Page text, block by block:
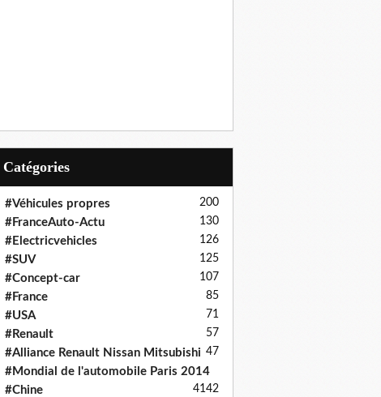
Catégories
#Véhicules propres 200
#FranceAuto-Actu 130
#Electricvehicles 126
#SUV 125
#Concept-car 107
#France 85
#USA 71
#Renault 57
#Alliance Renault Nissan Mitsubishi 47
#Mondial de l'automobile Paris 2014
42
#Chine 41